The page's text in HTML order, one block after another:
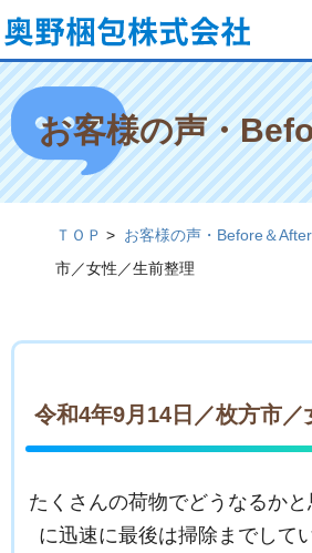
お客様の声・
ＴＯＰ > お客様の声・Before＆After
市／女性／生前整理
令和4年9月14日／枚方市／
たくさんの荷物でどうなるか
に迅速に最後は掃除までして